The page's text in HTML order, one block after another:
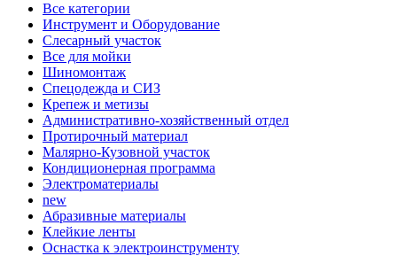
Все категории
Инструмент и Оборудование
Слесарный участок
Все для мойки
Шиномонтаж
Спецодежда и СИЗ
Крепеж и метизы
Административно-хозяйственный отдел
Протирочный материал
Малярно-Кузовной участок
Кондиционерная программа
Электроматериалы
new
Абразивные материалы
Клейкие ленты
Оснастка к электроинструменту